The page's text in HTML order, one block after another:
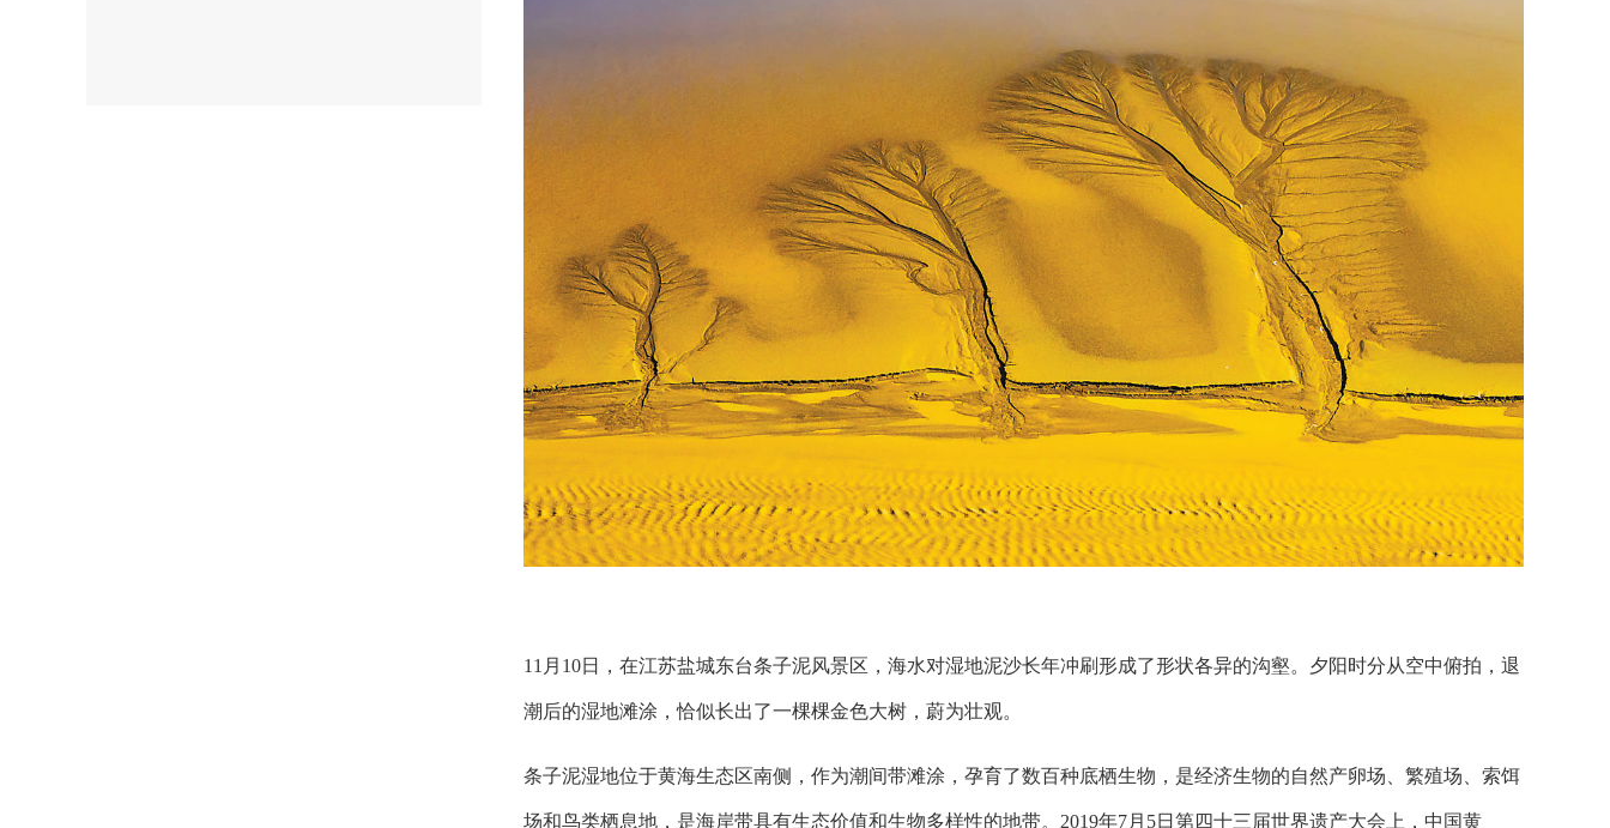
11月10日，在江苏盐城东台条子泥风景区，海水对湿地泥沙长年冲刷形成了形状各异的沟壑。夕阳时分从空中俯拍，退
潮后的湿地滩涂，恰似长出了一棵棵金色大树，蔚为壮观。
条子泥湿地位于黄海生态区南侧，作为潮间带滩涂，孕育了数百种底栖生物，是经济生物的自然产卵场、繁殖场、索饵
场和鸟类栖息地，是海岸带具有生态价值和生物多样性的地带。2019年7月5日第四十三届世界遗产大会上，中国黄